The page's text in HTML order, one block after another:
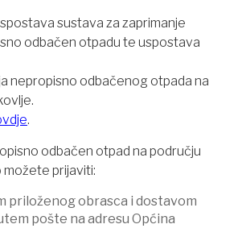
sustava za zaprimanje
odbačen otpadu te uspostava
nepropisno odbačenog otpada na
.
odbačen otpad na području
možete prijaviti:
priloženog obrasca i dostavom
pošte na adresu Općina